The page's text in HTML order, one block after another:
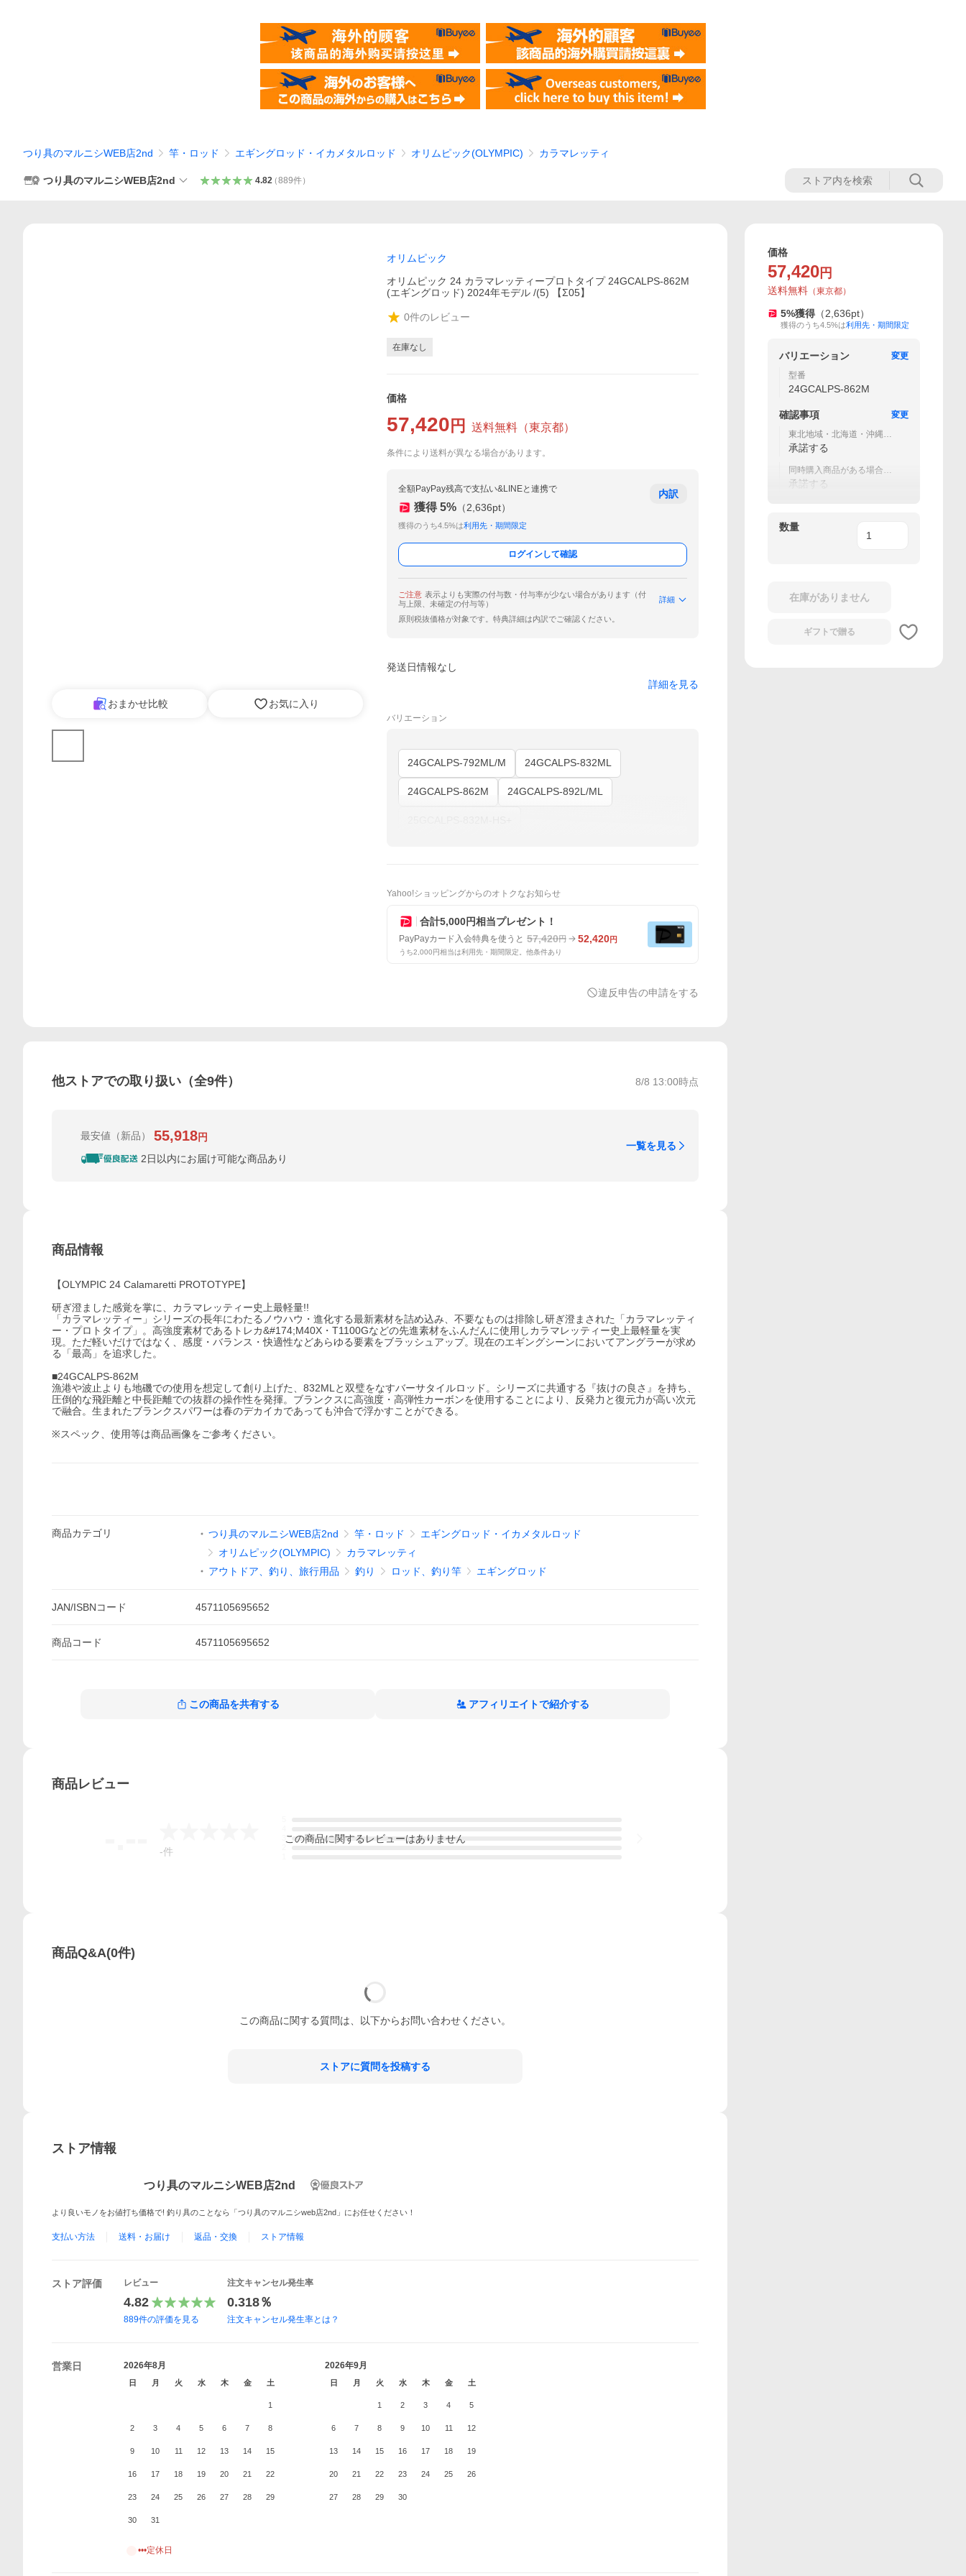
つり具のマルニシWEB店2nd 竿・ロッド エギングロッド・イカメタルロッド オリムピック(OLYMPIC) カラマレッティ
つり具のマルニシWEB店2nd 4.82（889件）
おまかせ比較 お気に入り
オリムピック
オリムピック 24 カラマレッティープロトタイプ 24GCALPS-862M
(エギングロッド) 2024年モデル /(5) 【Σ05】
0件のレビュー
在庫なし
価格
57,420 円 送料無料 （東京都）
条件により送料が異なる場合があります。
全額PayPay残高で支払い&LINEと連携で
獲得 5% （2,636pt）
獲得のうち4.5%は利用先・期間限定
内訳
ログインして確認
ご注意 表示よりも実際の付与数・付与率が少ない場合があります（付
与上限、未確定の付与等）
詳細
原則税抜価格が対象です。特典詳細は内訳でご確認ください。
発送日情報なし
詳細を見る
バリエーション
24GCALPS-792ML/M 24GCALPS-832ML
24GCALPS-862M 24GCALPS-892L/ML
Yahoo!ショッピングからのオトクなお知らせ
合計5,000円相当プレゼント！
PayPayカード入会特典を使うと 57,420円 52,420円
うち2,000円相当は利用先・期間限定。他条件あり
違反申告の申請をする
他ストアでの取り扱い（全9件） 8/8 13:00時点
最安値 （新品） 55,918円
2日以内にお届け可能な商品あり
一覧を見る
商品情報
【OLYMPIC 24 Calamaretti PROTOTYPE】
研ぎ澄ました感覚を掌に、カラマレッティー史上最軽量!!
「カラマレッティー」シリーズの長年にわたるノウハウ・進化する最新素材を詰め込み、不要なものは排除し研ぎ澄まされた「カラマレッティ
ー・プロトタイプ」。高強度素材であるトレカ&#174;M40X・T1100Gなどの先進素材をふんだんに使用しカラマレッティー史上最軽量を実
現。ただ軽いだけではなく、感度・バランス・快適性などあらゆる要素をブラッシュアップ。現在のエギングシーンにおいてアングラーが求め
る「最高」を追求した。
■24GCALPS-862M
漁港や波止よりも地磯での使用を想定して創り上げた、832MLと双璧をなすバーサタイルロッド。シリーズに共通する『抜けの良さ』を持ち、
圧倒的な飛距離と中長距離での抜群の操作性を発揮。ブランクスに高強度・高弾性カーボンを使用することにより、反発力と復元力が高い次元
で融合。生まれたブランクスパワーは春のデカイカであっても沖合で浮かすことができる。
※スペック、使用等は商品画像をご参考ください。
商品カテゴリ つり具のマルニシWEB店2nd 竿・ロッド
エギングロッド・イカメタルロッド
オリムピック(OLYMPIC)
カラマレッティ
アウトドア、釣り、旅行用品
釣り ロッド、釣り竿 エギングロッド
JAN/ISBNコード 4571105695652
商品コード 4571105695652
この商品を共有する アフィリエイトで紹介する
商品レビュー
-件
この商品に関するレビューはありません
商品Q&A(0件)
この商品に関する質問は、以下からお問い合わせください。
ストアに質問を投稿する
ストア情報
つり具のマルニシWEB店2nd
より良いモノをお値打ち価格で! 釣り具のことなら「つり具のマルニシweb店2nd」にお任せください！
支払い方法 送料・お届け 返品・交換 ストア情報
ストア評価 レビュー
4.82
889件の評価を見る
注文キャンセル発生率
0.318％
注文キャンセル発生率とは？
営業日 2026年8月
日 月 火 水 木 金 土
1
2 3 4 5 6 7 8
9 10 11 12 13 14 15
16 17 18 19 20 21 22
23 24 25 26 27 28 29
30 31
2026年9月
日 月 火 水 木 金 土
1 2 3 4 5
6 7 8 9 10 11 12
13 14 15 16 17 18 19
20 21 22 23 24 25 26
27 28 29 30
•••定休日
価格
57,420 円
送料無料 （東京都）
5%獲得 （2,636pt）
獲得のうち4.5%は利用先・期間限定
バリエーション
変更
型番
24GCALPS-862M
確認事項
変更
東北地域・北海道・沖縄・
離島等の一部地域は送料無
料対象外
承諾する
同時購入商品がある場合に
は別途送料が必要となる場
承諾する
数量
在庫がありません
ギフトで贈る